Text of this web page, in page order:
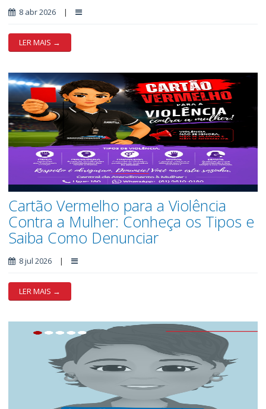
8 abr 2026 |
LER MAIS →
Cartão Vermelho para a Violência
Contra a Mulher: Conheça os Tipos e
Saiba Como Denunciar
8 jul 2026 |
LER MAIS →